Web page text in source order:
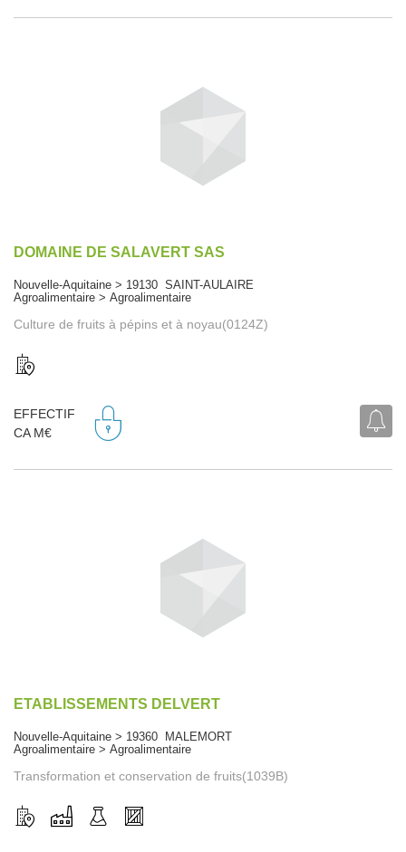
DOMAINE DE SALAVERT SAS
Nouvelle-Aquitaine > 19130 SAINT-AULAIRE
Agroalimentaire > Agroalimentaire
Culture de fruits à pépins et à noyau(0124Z)
EFFECTIF
CA M€
ETABLISSEMENTS DELVERT
Nouvelle-Aquitaine > 19360 MALEMORT
Agroalimentaire > Agroalimentaire
Transformation et conservation de fruits(1039B)